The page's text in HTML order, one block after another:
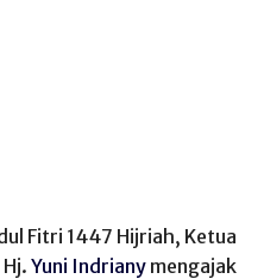
Fitri 1447 Hijriah, Ketua
Hj. Yuni Indriany mengajak